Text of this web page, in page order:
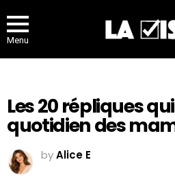
Menu
Les 20 répliques
quotidien des
byAlice E